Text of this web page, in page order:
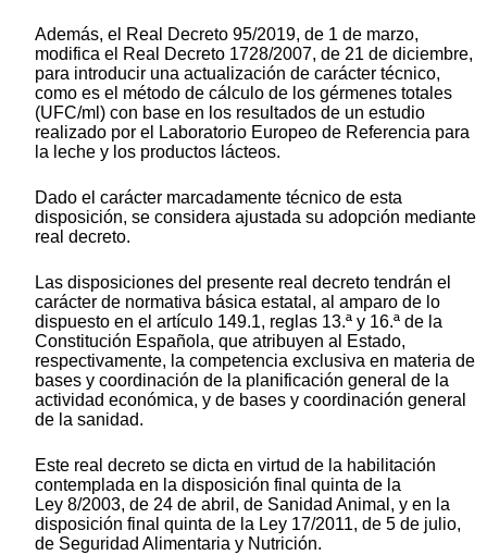
Además, el Real Decreto 95/2019, de 1 de marzo,
modifica el Real Decreto 1728/2007, de 21 de diciembre,
para introducir una actualización de carácter técnico,
como es el método de cálculo de los gérmenes totales
(UFC/ml) con base en los resultados de un estudio
realizado por el Laboratorio Europeo de Referencia para
la leche y los productos lácteos.
Dado el carácter marcadamente técnico de esta
disposición, se considera ajustada su adopción mediante
real decreto.
Las disposiciones del presente real decreto tendrán el
carácter de normativa básica estatal, al amparo de lo
dispuesto en el artículo 149.1, reglas 13.ª y 16.ª de la
Constitución Española, que atribuyen al Estado,
respectivamente, la competencia exclusiva en materia de
bases y coordinación de la planificación general de la
actividad económica, y de bases y coordinación general
de la sanidad.
Este real decreto se dicta en virtud de la habilitación
contemplada en la disposición final quinta de la
Ley 8/2003, de 24 de abril, de Sanidad Animal, y en la
disposición final quinta de la Ley 17/2011, de 5 de julio,
de Seguridad Alimentaria y Nutrición.